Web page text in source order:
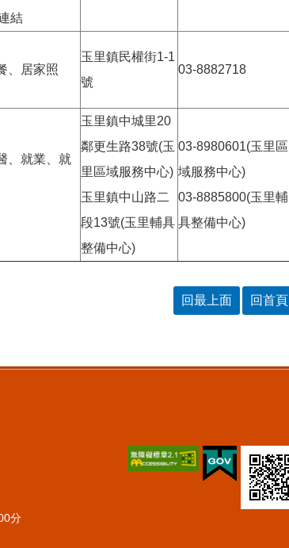
結
、居家照
玉里鎮民權街1-1
號
03-8882718
、就業、就
玉里鎮中城里20
鄰更生路38號(玉
里區域服務中心)
玉里鎮中山路二
段13號(玉里輔具
整備中心)
03-8980601(玉里區
域服務中心)
03-8885800(玉里輔
具整備中心)
回最上面 回首頁
分